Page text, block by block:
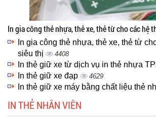
In gia công thẻ nhựa, thẻ xe, thẻ từ cho các hệ
In gia công thẻ nhựa, thẻ xe, thẻ từ
siêu thị
4408
In thẻ giữ xe từ dịch vụ in thẻ nhựa
In thẻ giữ xe đạp 4629
In thẻ giữ xe máy bằng chất liệu thẻ
IN THẺ NHÂN VIÊN